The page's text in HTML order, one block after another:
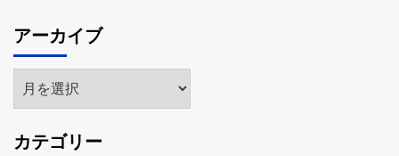
アーカイブ
ア
ー
イ
カテゴリー